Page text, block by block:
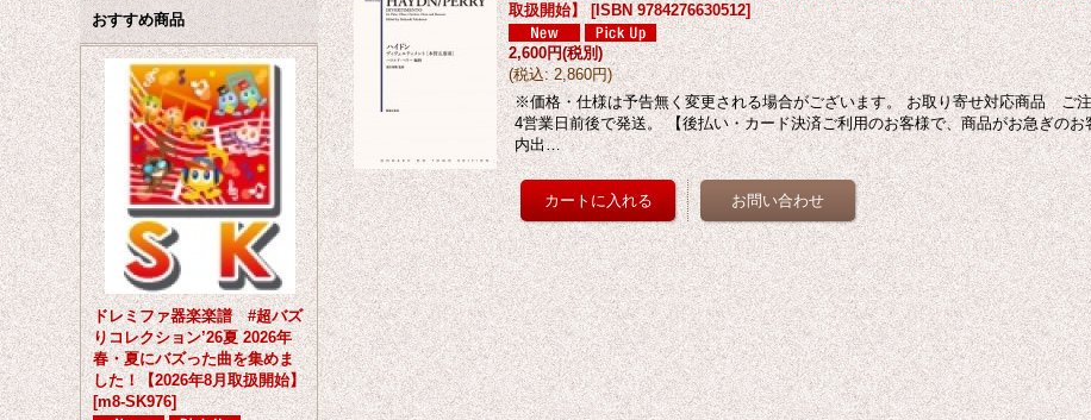
おすすめ商品
ドレミファ器楽楽譜 #超バズ
りコレクション’26夏 2026年
春・夏にバズった曲を集めま
した！【2026年8月取扱開始】
[m8-SK976]
取扱開始】 [ISBN 9784276630512]
2,600円(税別)
(税込: 2,860円)
※価格・仕様は予告無く変更される場合がございます。 お取り寄せ対応商品 ご
4営業日前後で発送。 【後払い・カード決済ご利用のお客様で、商品がお急ぎの
内出…